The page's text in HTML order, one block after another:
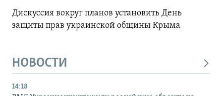
Дискуссия вокруг планов установить День
защиты прав украинской общины Крыма
НОВОСТИ
14:18